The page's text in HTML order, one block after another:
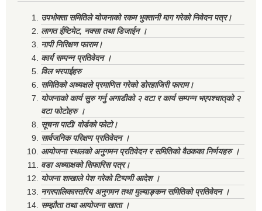
उपभोक्ता समितिले योजनाको रकम भुक्तानी माग गरेको निवेदन पत्र।
लागत ईष्टिमेट, नक्सा तथा डिजाईन ।
नापी निरिक्षण फाराम।
कार्य सम्पन्न प्रतिवेदन ।
विल भरपाईहरु
समितिको अध्यक्षले प्रमाणित गरेको डोरहाजिरी फाराम।
योजनाको कार्य सुरु गर्नु अगाडीको २ वटा र कार्य सम्पन्न भएपश्चात्‌को २
वटा फोटोहरु ।
सूचना पाटी/ वोर्डको फोटो।
सार्वजनिक परिक्षण प्रतिवेदन ।
आयोजना स्थलको अनुगमन प्रतिवेदन र समितिको वैठकका निर्णयहरु ।
वडा अध्याक्षको सिफारिस पत्र।
योजना शाखाले पेश गरेको टिप्पणी आदेश ।
नगरपालिकास्तरिय अनुगमन तथा मुल्याङ्कन समितिको प्रतिवेदन ।
सम्झौता तथा आयोजना खाता ।